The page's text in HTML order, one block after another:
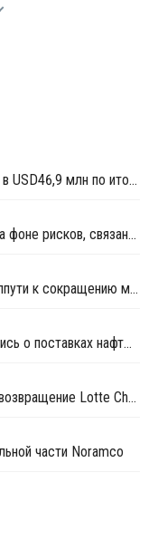
LG Chem отчиталась о чистой прибыли в USD46,9 млн по итогам второго квартала 2026 года
Южная Корея создаст запасы нафты на фоне рисков, связанных с поставками с Ближнего Востока
Корейская нефтехимия застряла на полпути к сокращению мощностей
Корея и Саудовская Аравия договорились о поставках нафты до конца 2026 года
Сегмент базовой химии обеспечивает возвращение Lotte Chemical к прибыли
части Noramco